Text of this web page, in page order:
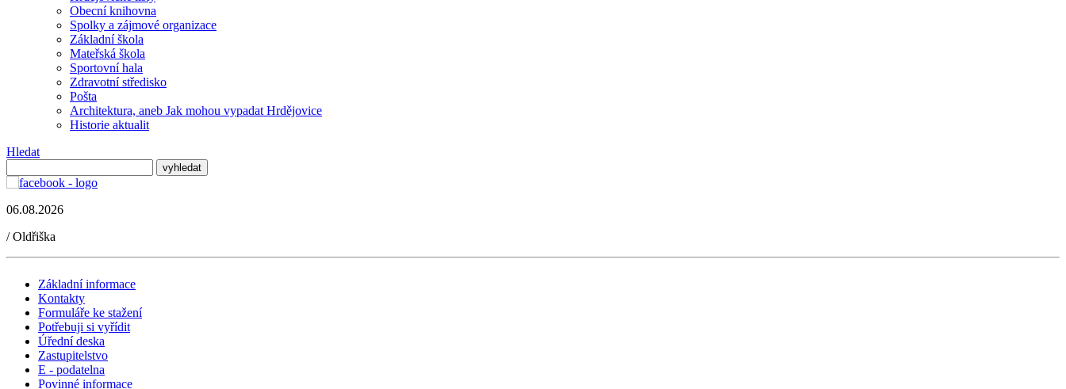
Obecní knihovna
Spolky a zájmové organizace
Základní škola
Mateřská škola
Sportovní hala
Zdravotní středisko
Pošta
Architektura, aneb Jak mohou vypadat Hrdějovice
Historie aktualit
Hledat
06.08.2026
/Oldřiška
Základní informace
Kontakty
Formuláře ke stažení
Potřebuji si vyřídit
Úřední deska
Zastupitelstvo
E - podatelna
Povinné informace